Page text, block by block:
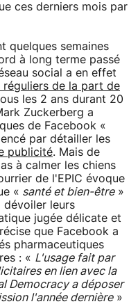
ces derniers mois par
quelques semaines
à long terme passé
social a en effet
réguliers de la part de
les 2 ans durant 20
Zuckerberg a
de Facebook «
par détailler les
publicité. Mais de
à calmer les chiens
de l'EPIC évoque
« santé et bien-être»
dévoiler leurs
jugée délicate et
que Facebook a
pharmaceutiques
: « L'usage fait par
en lien avec la
Democracy a déposer
l'année dernière»